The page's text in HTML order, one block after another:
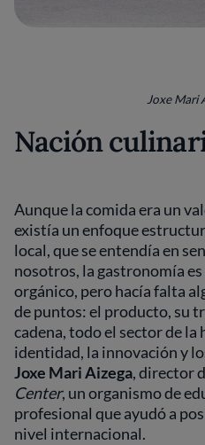
Joxe Mari
Nación
Aunque la comida era un
existía un enfoque
local, que se entendía en
nosotros, la gastronomía
orgánico, pero hacía falta
de puntos: el producto, su
cadena, todo el sector de
identidad, la innovación y
Joxe Mari Aizega, director
Center, un organismo de
profesional que ayudó a
nivel internacional.